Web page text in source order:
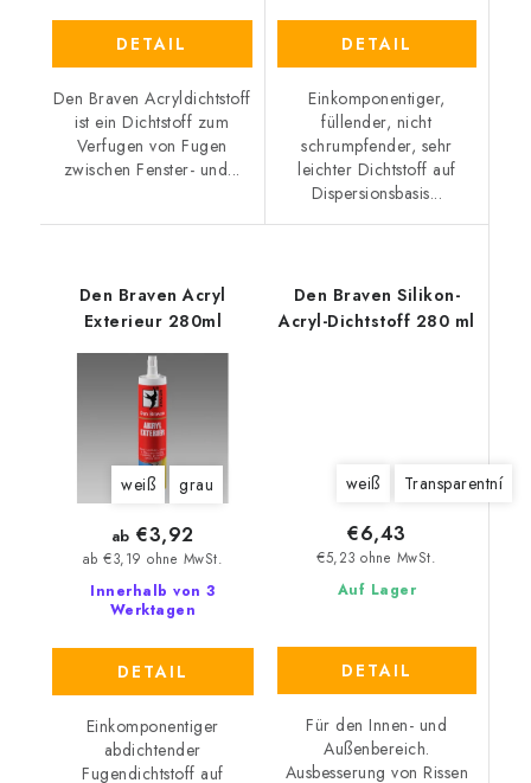
DETAIL
Den Braven Acryldichtstoff
ist ein Dichtstoff zum
Verfugen von Fugen
zwischen Fenster- und...
DETAIL
Einkomponentiger,
füllender, nicht
schrumpfender, sehr
leichter Dichtstoff auf
Dispersionsbasis...
Den Braven Acryl
Exterieur 280ml
weiß grau
Innerhalb von 3
Werktagen
ab €3,19 ohne MwSt.
ab €3,92
DETAIL
Einkomponentiger
abdichtender
Fugendichtstoff auf
Den Braven Silikon-
Acryl-Dichtstoff 280 ml
weiß Transparentní
Auf Lager
€5,23 ohne MwSt.
€6,43
DETAIL
Für den Innen- und
Außenbereich.
Ausbesserung von Rissen